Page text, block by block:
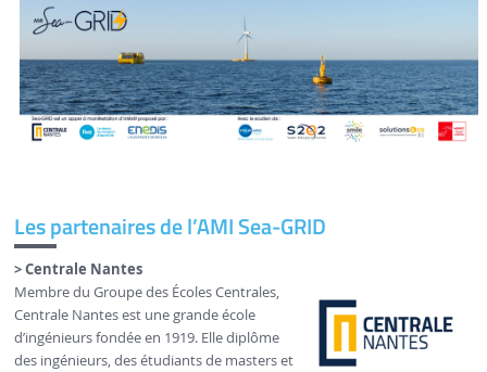
Les partenaires de l’AMI Sea-GRID
> Centrale Nantes
Membre du Groupe des Écoles Centrales,
Centrale Nantes est une grande école
d’ingénieurs fondée en 1919. Elle diplôme
des ingénieurs, des étudiants de masters et